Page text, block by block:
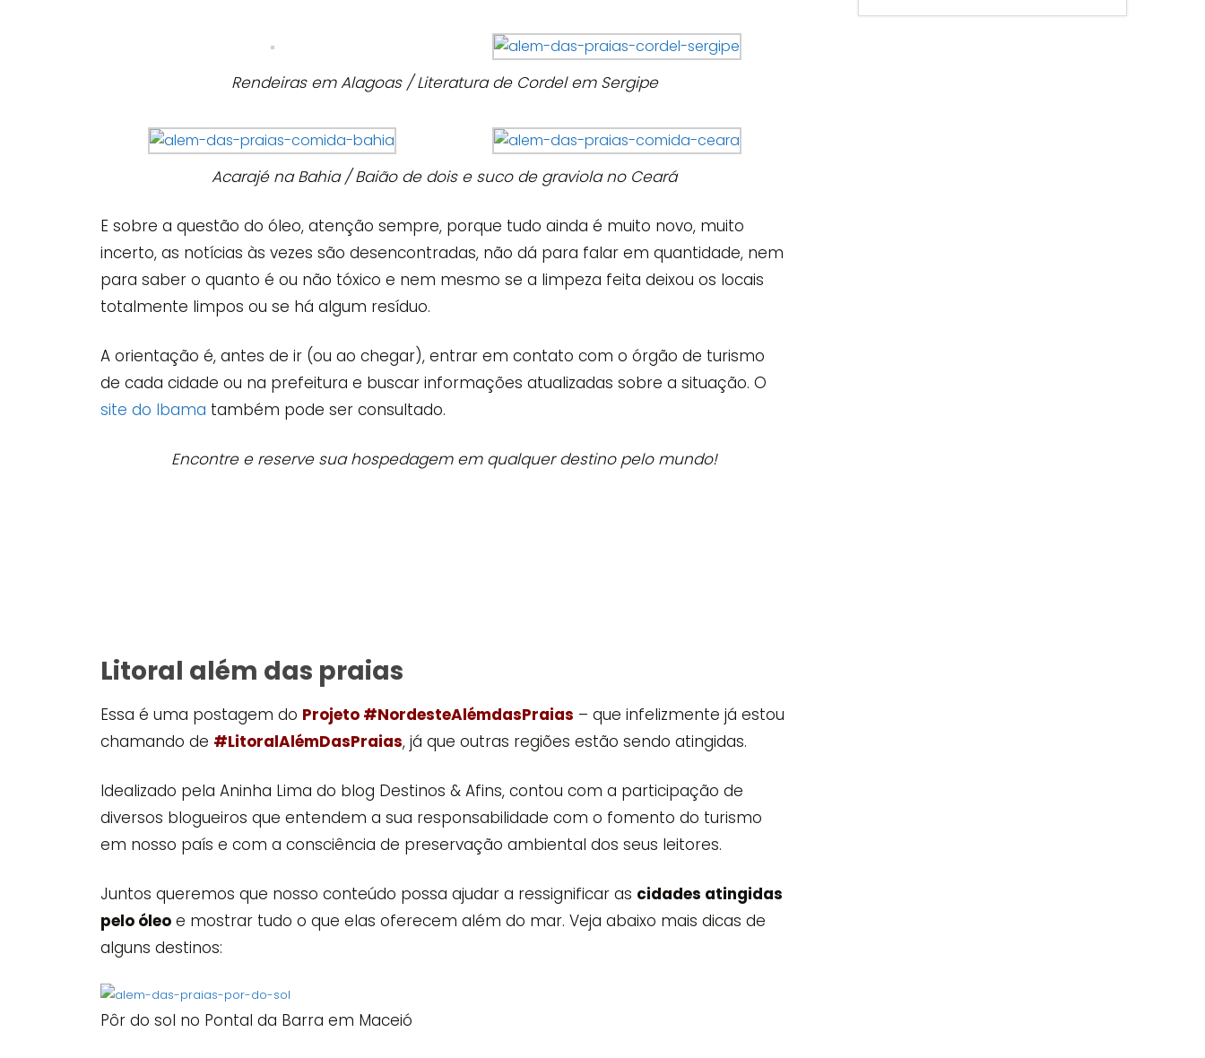
Rendeiras em Alagoas / Literatura de Cordel em Sergipe
Acarajé na Bahia / Baião de dois e suco de graviola no Ceará
E sobre a questão do óleo, atenção sempre, porque tudo ainda é muito novo, muito
incerto, as notícias às vezes são desencontradas, não dá para falar em quantidade, nem
para saber o quanto é ou não tóxico e nem mesmo se a limpeza feita deixou os locais
totalmente limpos ou se há algum resíduo.
A orientação é, antes de ir (ou ao chegar), entrar em contato com o órgão de turismo
de cada cidade ou na prefeitura e buscar informações atualizadas sobre a situação. O
site do Ibama também pode ser consultado.
Encontre e reserve sua hospedagem em qualquer destino pelo mundo!
Litoral além das praias
Essa é uma postagem do Projeto #NordesteAlémdasPraias – que infelizmente já estou
chamando de #LitoralAlémDasPraias, já que outras regiões estão sendo atingidas.
Idealizado pela Aninha Lima do blog Destinos & Afins, contou com a participação de
diversos blogueiros que entendem a sua responsabilidade com o fomento do turismo
em nosso país e com a consciência de preservação ambiental dos seus leitores.
Juntos queremos que nosso conteúdo possa ajudar a ressignificar as cidades atingidas
pelo óleo e mostrar tudo o que elas oferecem além do mar. Veja abaixo mais dicas de
alguns destinos:
Pôr do sol no Pontal da Barra em Maceió